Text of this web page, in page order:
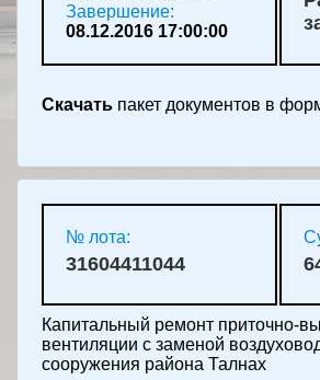
Завершение:
08.12.2016 17:00:00
Скачать пакет документов в
№ лота:
31604411044
Капитальный ремонт приточно-
вентиляции с заменой
сооружения района Талнах